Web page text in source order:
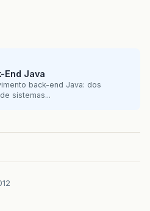
End Java
back-end Java: dos
sistemas...